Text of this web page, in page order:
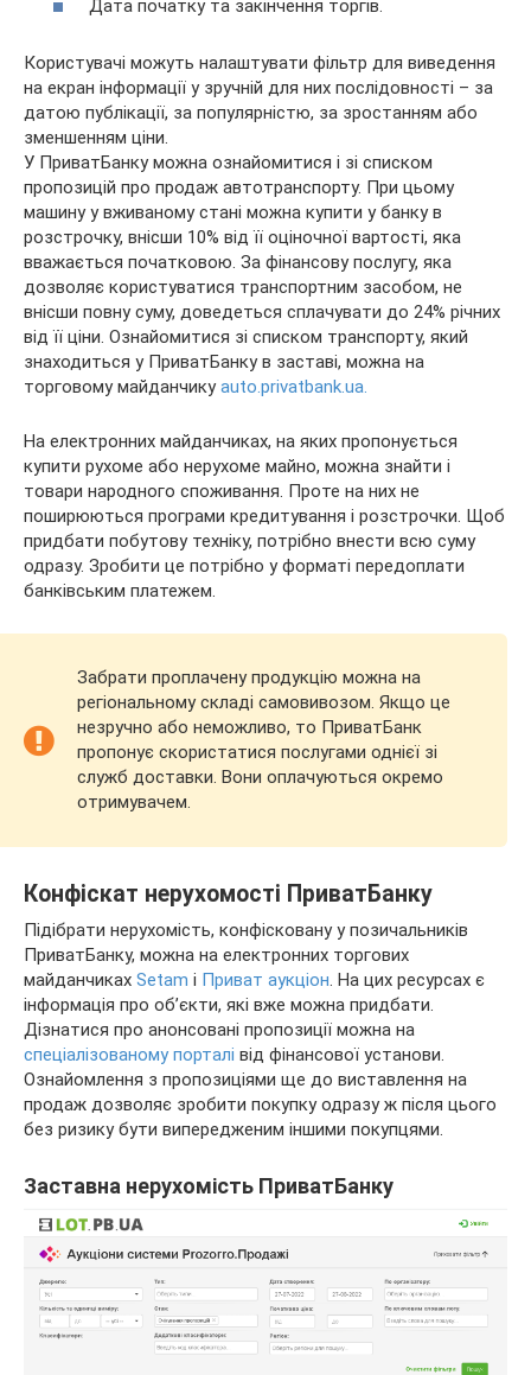
Дата початку та закінчення торгів.
Користувачі можуть налаштувати фільтр для виведення
на екран інформації у зручній для них послідовності – за
датою публікації, за популярністю, за зростанням або
зменшенням ціни.
У ПриватБанку можна ознайомитися і зі списком
пропозицій про продаж автотранспорту. При цьому
машину у вживаному стані можна купити у банку в
розстрочку, внісши 10% від її оціночної вартості, яка
вважається початковою. За фінансову послугу, яка
дозволяє користуватися транспортним засобом, не
внісши повну суму, доведеться сплачувати до 24% річних
від її ціни. Ознайомитися зі списком транспорту, який
знаходиться у ПриватБанку в заставі, можна на
торговому майданчикуauto.privatbank.ua.
На електронних майданчиках, на яких пропонується
купити рухоме або нерухоме майно, можна знайти і
товари народного споживання. Проте на них не
поширюються програми кредитування і розстрочки. Щоб
придбати побутову техніку, потрібно внести всю суму
одразу. Зробити це потрібно у форматі передоплати
банківським платежем.
Забрати проплачену продукцію можна на
регіональному складі самовивозом. Якщо це
незручно або неможливо, то ПриватБанк
пропонує скористатися послугами однієї зі
служб доставки. Вони оплачуються окремо
отримувачем.
Конфіскат нерухомості ПриватБанку
Підібрати нерухомість, конфісковану у позичальників
ПриватБанку, можна на електронних торгових
майданчиках Setam і Приват аукціон. На цих ресурсах є
інформація про об’єкти, які вже можна придбати.
Дізнатися про анонсовані пропозиції можна на
спеціалізованому порталі від фінансової установи.
Ознайомлення з пропозиціями ще до виставлення на
продаж дозволяє зробити покупку одразу ж після цього
без ризику бути випередженим іншими покупцями.
Заставна нерухомість ПриватБанку